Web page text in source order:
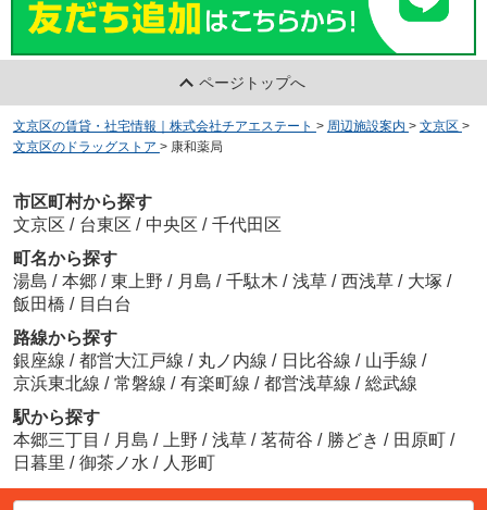
ページトップへ
文京区の賃貸・社宅情報｜株式会社チアエステート > 周辺施設案内 > 文京区 >
文京区のドラッグストア > 康和薬局
市区町村から探す
文京区 / 台東区 / 中央区 / 千代田区
町名から探す
湯島 / 本郷 / 東上野 / 月島 / 千駄木 / 浅草 / 西浅草 / 大塚 /
飯田橋 / 目白台
路線から探す
銀座線 / 都営大江戸線 / 丸ノ内線 / 日比谷線 / 山手線 /
京浜東北線 / 常磐線 / 有楽町線 / 都営浅草線 / 総武線
駅から探す
本郷三丁目 / 月島 / 上野 / 浅草 / 茗荷谷 / 勝どき / 田原町 /
日暮里 / 御茶ノ水 / 人形町